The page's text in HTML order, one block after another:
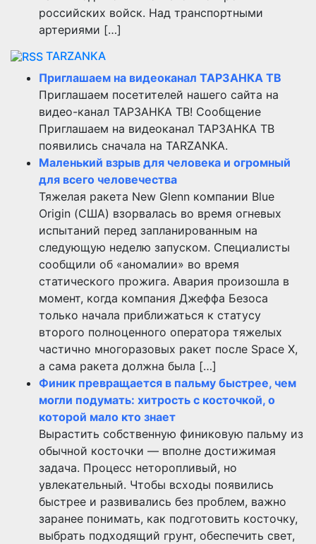
российских войск. Над транспортными
артериями […]
TARZANKA
Приглашаем на видеоканал ТАРЗАНКА ТВ
Приглашаем посетителей нашего сайта на
видео-канал ТАРЗАНКА ТВ! Сообщение
Приглашаем на видеоканал ТАРЗАНКА ТВ
появились сначала на TARZANKA.
Маленький взрыв для человека и огромный
для всего человечества
Тяжелая ракета New Glenn компании Blue
Origin (США) взорвалась во время огневых
испытаний перед запланированным на
следующую неделю запуском. Специалисты
сообщили об «аномалии» во время
статического прожига. Авария произошла в
момент, когда компания Джеффа Безоса
только начала приближаться к статусу
второго полноценного оператора тяжелых
частично многоразовых ракет после Space X,
а сама ракета должна была […]
Финик превращается в пальму быстрее, чем
могли подумать: хитрость с косточкой, о
которой мало кто знает
Вырастить собственную финиковую пальму из
обычной косточки — вполне достижимая
задача. Процесс неторопливый, но
увлекательный. Чтобы всходы появились
быстрее и развивались без проблем, важно
заранее понимать, как подготовить косточку,
выбрать подходящий грунт, обеспечить свет,